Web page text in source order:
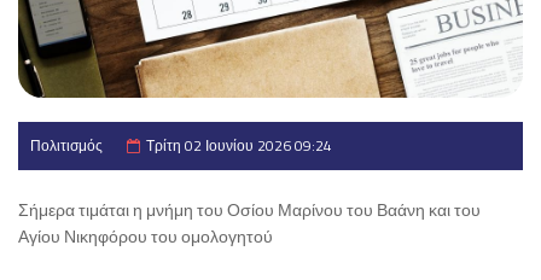
Πολιτισμός Τρίτη 02 Ιουνίου 2026 09:24
Σήμερα τιμάται η μνήμη του Οσίου Μαρίνου του Βαάνη και του
Αγίου Νικηφόρου του ομολογητού